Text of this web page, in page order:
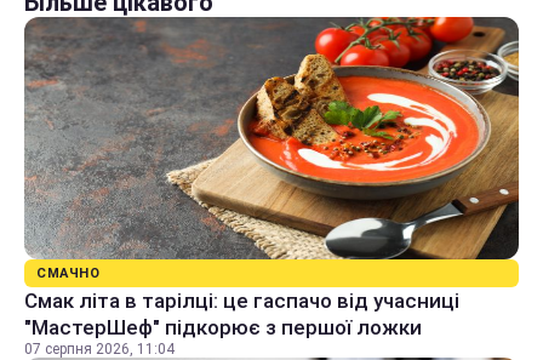
СМАЧНО
Смак літа в тарілці: це гаспачо від учасниці
"МастерШеф" підкорює з першої ложки
07 серпня 2026, 11:04